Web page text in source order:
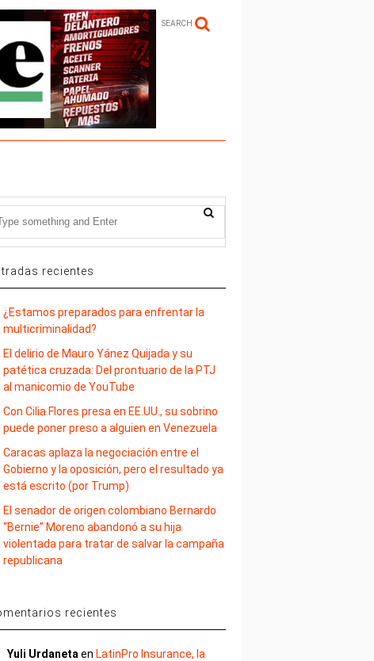
SEARCH
recientes
¿Estamos preparados para enfrentar la
multicriminalidad?
El delirio de Mauro Yánez Quijada y su
patética cruzada: Del prontuario de la PTJ
al manicomio de YouTube
Con Cilia Flores presa en EE.UU., su sobrino
puede poner preso a alguien en Venezuela
Caracas aplaza la negociación entre el
Gobierno y la oposición, pero el resultado ya
está escrito (por Trump)
El senador de origen colombiano Bernardo
“Bernie” Moreno abandonó a su hija
violentada para tratar de salvar la campaña
republicana
recientes
Yuli Urdaneta en LatinPro Insurance, la